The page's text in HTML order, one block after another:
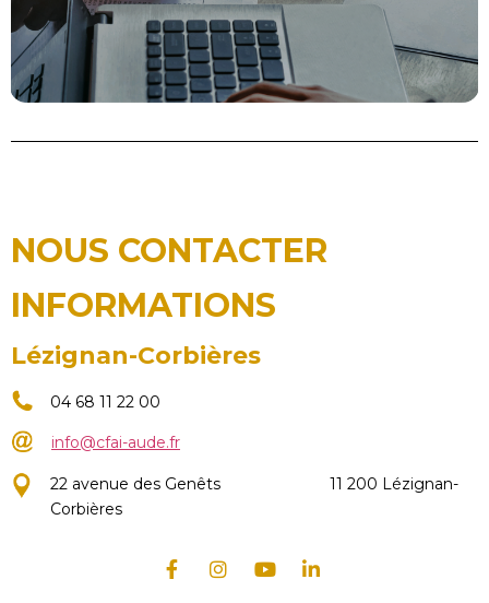
NOUS CONTACTER
INFORMATIONS
Lézignan-Corbières
04 68 11 22 00
info@cfai-aude.fr
22 avenue des Genêts 11 200 Lézignan-
Corbières